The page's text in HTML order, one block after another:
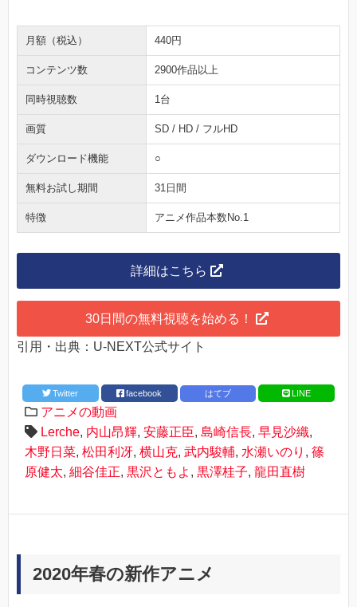
月額（税込） 440円
コンテンツ数 2900作品以上
同時視聴数 1台
画質 SD / HD / フルHD
ダウンロード機能 ○
無料お試し期間 31日間
特徴 アニメ作品本数No.1
詳細はこちら
30日間の無料視聴を始める！
引用・出典：U-NEXT公式サイト
Twitter facebook はてブ LINE
アニメの動画
Lerche, 内山昂輝, 安藤正臣, 島崎信長, 早見沙織,
木野日菜, 松田利冴, 横山克, 武内駿輔, 水瀬いのり , 篠
原健太, 細谷佳正, 黒沢ともよ , 黒澤桂子, 龍田直樹
2020年春の新作アニメ